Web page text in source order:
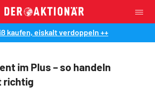
kaufen, eiskalt verdoppeln ++
im Plus – so handeln
richtig